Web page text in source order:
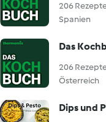
206
Spanien
Das
206
Österreich
Dips und